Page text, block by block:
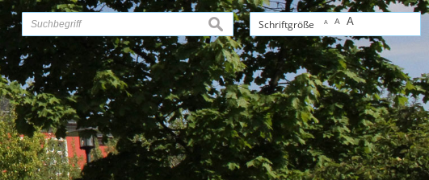
Schriftgröße A A A
suchen